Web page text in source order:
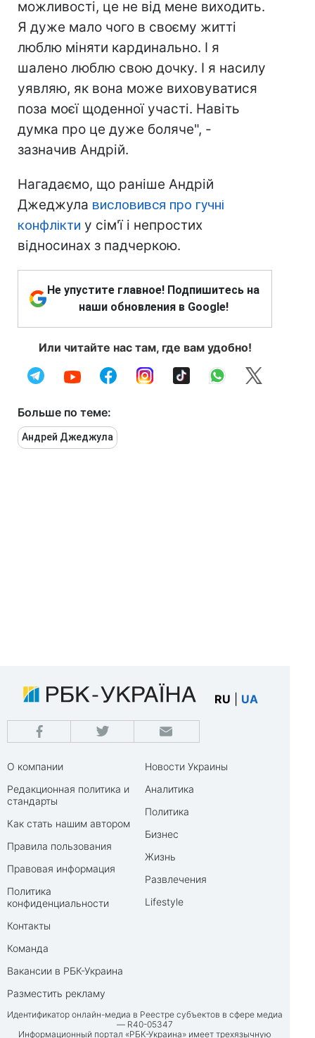
можливості, це не від мене виходить.
Я дуже мало чого в своєму житті
люблю міняти кардинально. І я
шалено люблю свою дочку. І я насилу
уявляю, як вона може виховуватися
поза моєї щоденної участі. Навіть
думка про це дуже боляче", -
зазначив Андрій.
Нагадаємо, що раніше Андрій
Джеджула висловився про гучні
конфлікти у сім'ї і непростих
відносинах з падчеркою.
Не упустите главное! Подпишитесь на
наши обновления в Google!
Или читайте нас там, где вам удобно!
Больше по теме:
Андрей Джеджула
RU UA
О компании
Редакционная политика и
стандарты
Как стать нашим автором
Правила пользования
Правовая информация
Политика
конфиденциальности
Контакты
Команда
Вакансии в РБК-Украина
Разместить рекламу
Новости Украины
Аналитика
Политика
Бизнес
Жизнь
Развлечения
Lifestyle
Идентификатор онлайн-медиа в Реестре субъектов в сфере медиа
— R40-05347
Информационный портал «РБК-Украина» имеет трехязычную